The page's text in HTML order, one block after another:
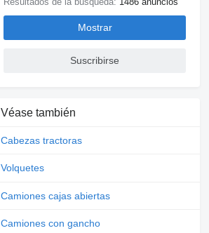
Mostrar
Suscribirse
Véase también
Cabezas tractoras
Volquetes
Camiones cajas abiertas
Camiones con gancho